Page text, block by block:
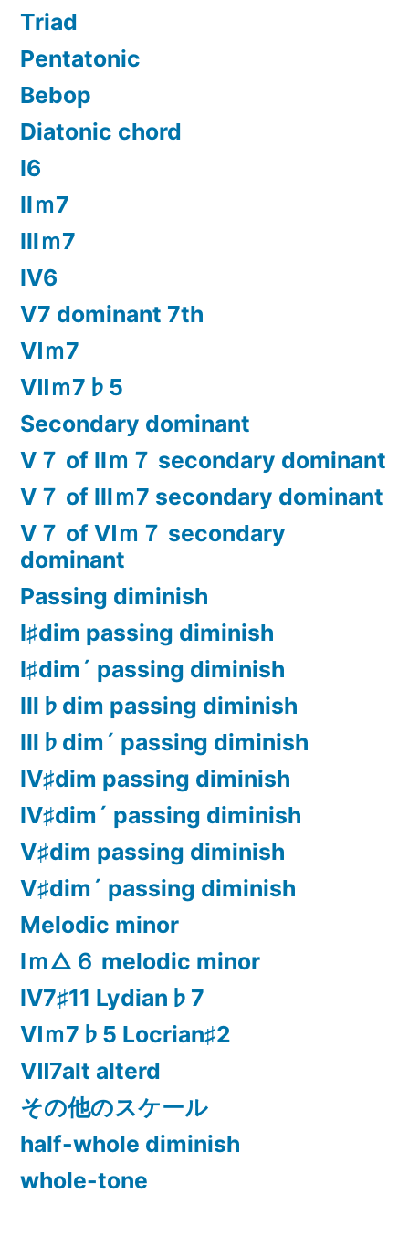
Triad
Pentatonic
Bebop
Diatonic chord
Ⅰ6
Ⅱｍ7
Ⅲｍ7
Ⅳ6
Ⅴ7 dominant 7th
Ⅵｍ7
Ⅶｍ7♭5
Secondary dominant
Ⅴ７ of Ⅱｍ７ secondary dominant
Ⅴ７ of Ⅲｍ7 secondary dominant
Ⅴ７ of Ⅵｍ７ secondary
dominant
Passing diminish
Ⅰ♯dim passing diminish
Ⅰ♯dim´ passing diminish
Ⅲ♭dim passing diminish
Ⅲ♭dim´ passing diminish
Ⅳ♯dim passing diminish
Ⅳ♯dim´ passing diminish
Ⅴ♯dim passing diminish
Ⅴ♯dim´ passing diminish
Melodic minor
Ⅰｍ△６ melodic minor
Ⅳ7♯11 Lydian♭7
Ⅵｍ7♭5 Locrian♯2
Ⅶ7alt alterd
その他のスケール
half-whole diminish
whole-tone